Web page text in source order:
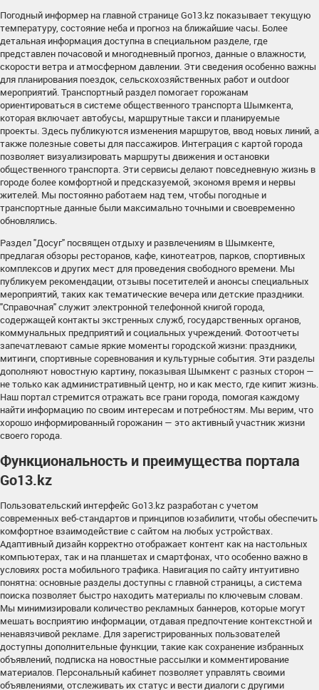
Погодный информер на главной странице Go13.kz показывает текущую
температуру, состояние неба и прогноз на ближайшие часы. Более
детальная информация доступна в специальном разделе, где
представлен почасовой и многодневный прогноз, данные о влажности,
скорости ветра и атмосферном давлении. Эти сведения особенно важны
для планирования поездок, сельскохозяйственных работ и outdoor
мероприятий. Транспортный раздел помогает горожанам
ориентироваться в системе общественного транспорта Шымкента,
которая включает автобусы, маршрутные такси и планируемые
проекты. Здесь публикуются изменения маршрутов, ввод новых линий, а
также полезные советы для пассажиров. Интеграция с картой города
позволяет визуализировать маршруты движения и остановки
общественного транспорта. Эти сервисы делают повседневную жизнь в
городе более комфортной и предсказуемой, экономя время и нервы
жителей. Мы постоянно работаем над тем, чтобы погодные и
транспортные данные были максимально точными и своевременно
обновлялись.
Раздел "Досуг" посвящен отдыху и развлечениям в Шымкенте,
предлагая обзоры ресторанов, кафе, кинотеатров, парков, спортивных
комплексов и других мест для проведения свободного времени. Мы
публикуем рекомендации, отзывы посетителей и анонсы специальных
мероприятий, таких как тематические вечера или детские праздники.
"Справочная" служит электронной телефонной книгой города,
содержащей контакты экстренных служб, государственных органов,
коммунальных предприятий и социальных учреждений. Фотоотчеты
запечатлевают самые яркие моменты городской жизни: праздники,
митинги, спортивные соревнования и культурные события. Эти разделы
дополняют новостную картину, показывая Шымкент с разных сторон —
не только как административный центр, но и как место, где кипит жизнь.
Наш портал стремится отражать все грани города, помогая каждому
найти информацию по своим интересам и потребностям. Мы верим, что
хорошо информированный горожанин — это активный участник жизни
своего города.
Функциональность и преимущества портала
Go13.kz
Пользовательский интерфейс Go13.kz разработан с учетом
современных веб-стандартов и принципов юзабилити, чтобы обеспечить
комфортное взаимодействие с сайтом на любых устройствах.
Адаптивный дизайн корректно отображает контент как на настольных
компьютерах, так и на планшетах и смартфонах, что особенно важно в
условиях роста мобильного трафика. Навигация по сайту интуитивно
понятна: основные разделы доступны с главной страницы, а система
поиска позволяет быстро находить материалы по ключевым словам.
Мы минимизировали количество рекламных баннеров, которые могут
мешать восприятию информации, отдавая предпочтение контекстной и
ненавязчивой рекламе. Для зарегистрированных пользователей
доступны дополнительные функции, такие как сохранение избранных
объявлений, подписка на новостные рассылки и комментирование
материалов. Персональный кабинет позволяет управлять своими
объявлениями, отслеживать их статус и вести диалоги с другими